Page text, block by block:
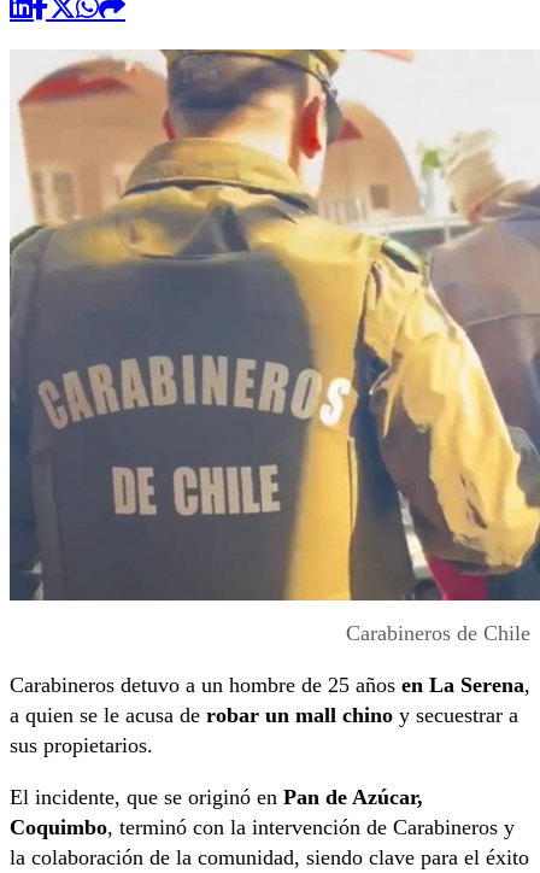
Carabineros de Chile
Carabineros detuvo a un hombre de 25 años en La Serena,
a quien se le acusa de robar un mall chino y secuestrar a
sus propietarios.
El incidente, que se originó en Pan de Azúcar,
Coquimbo, terminó con la intervención de Carabineros y
la colaboración de la comunidad, siendo clave para el éxito